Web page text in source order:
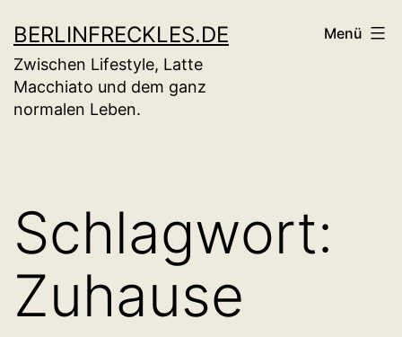
Inhalt
springen
BERLINFRECKLES.DE
Zwischen Lifestyle, Latte
Macchiato und dem ganz
normalen Leben.
Menü
Schlagwort:
Zuhause